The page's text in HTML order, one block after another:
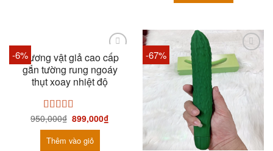
-6%Dương vật giả cao cấp
gắn tường rung ngoáy
thụt xoay nhiệt độ
Được xếp
hạng5.005
sao
950,000₫ 899,000₫
Thêm vào giỏ
-67%